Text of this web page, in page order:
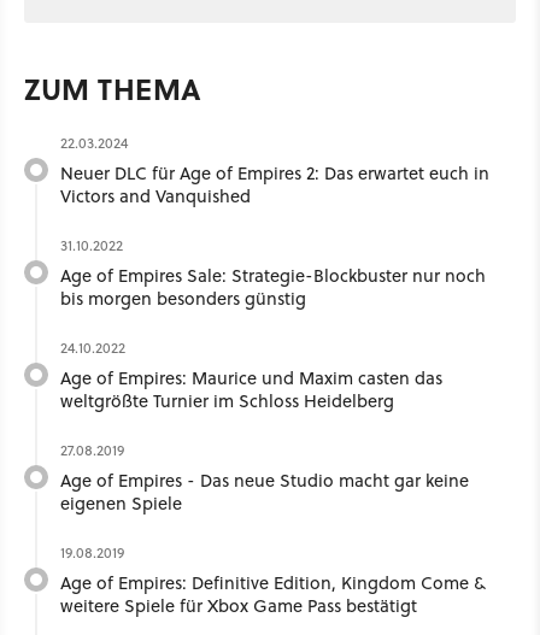
ZUM THEMA
22.03.2024
Neuer DLC für Age of Empires 2: Das erwartet euch in
Victors and Vanquished
31.10.2022
Age of Empires Sale: Strategie-Blockbuster nur noch
bis morgen besonders günstig
24.10.2022
Age of Empires: Maurice und Maxim casten das
weltgrößte Turnier im Schloss Heidelberg
27.08.2019
Age of Empires - Das neue Studio macht gar keine
eigenen Spiele
19.08.2019
Age of Empires: Definitive Edition, Kingdom Come &
weitere Spiele für Xbox Game Pass bestätigt